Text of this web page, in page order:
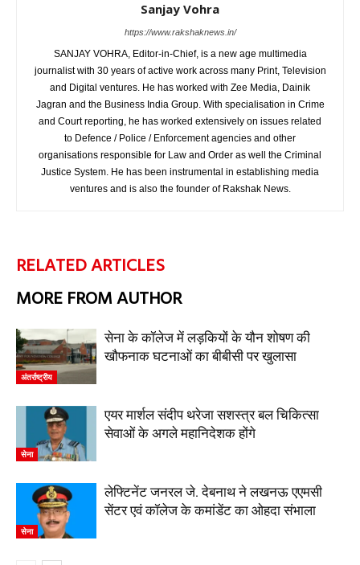
Sanjay Vohra
https://www.rakshaknews.in/
SANJAY VOHRA, Editor-in-Chief, is a new age multimedia
journalist with 30 years of active work across many Print, Television
and Digital ventures. He has worked with Zee Media, Dainik
Jagran and the Business India Group. With specialisation in Crime
and Court reporting, he has worked extensively on issues related
to Defence / Police / Enforcement agencies and other
organisations responsible for Law and Order as well the Criminal
Justice System. He has been instrumental in establishing media
ventures and is also the founder of Rakshak News.
RELATED ARTICLES
MORE FROM AUTHOR
अंतर्राष्ट्रीय
सेना के कॉलेज में लड़कियों के यौन शोषण की
खौफनाक घटनाओं का बीबीसी पर खुलासा
सेना
एयर मार्शल संदीप थरेजा सशस्त्र बल चिकित्सा
सेवाओं के अगले महानिदेशक होंगे
सेना
लेफ्टिनेंट जनरल जे. देबनाथ ने लखनऊ एएमसी
सेंटर एवं कॉलेज के कमांडेंट का ओहदा संभाला